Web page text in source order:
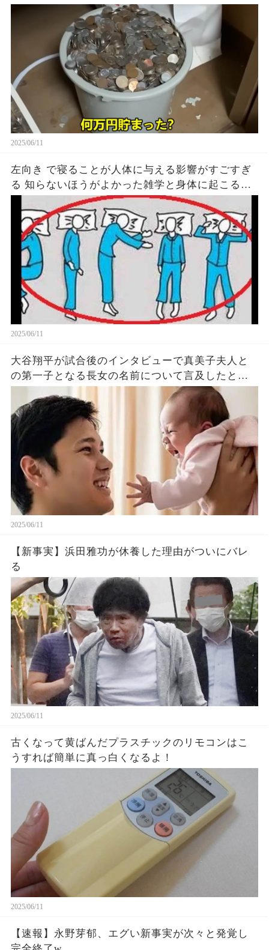
2025/06/11
左向き で寝ることが人体に与える影響がすごすぎ
る 知らないほうがよかった雑学と身体に起こる現
象がヤバい… 驚くべき 大人の 面白いけど知ると後
悔
2025/06/11
大谷翔平が試合後のインタビューで真美子夫人と
の第一子となる長女の名前について言及したと話
題に！山本由伸や佐々木朗希は知ってそう！
2025/06/11
【新事実】浜田雅功が休養した理由がついにバレ
る
2025/06/11
古くなって黄ばんだプラスチックのリモコンはこ
うすれば簡単に真っ白くなるよ！
2025/06/11
【速報】永野芽郁、エグい新事実が次々と発覚し